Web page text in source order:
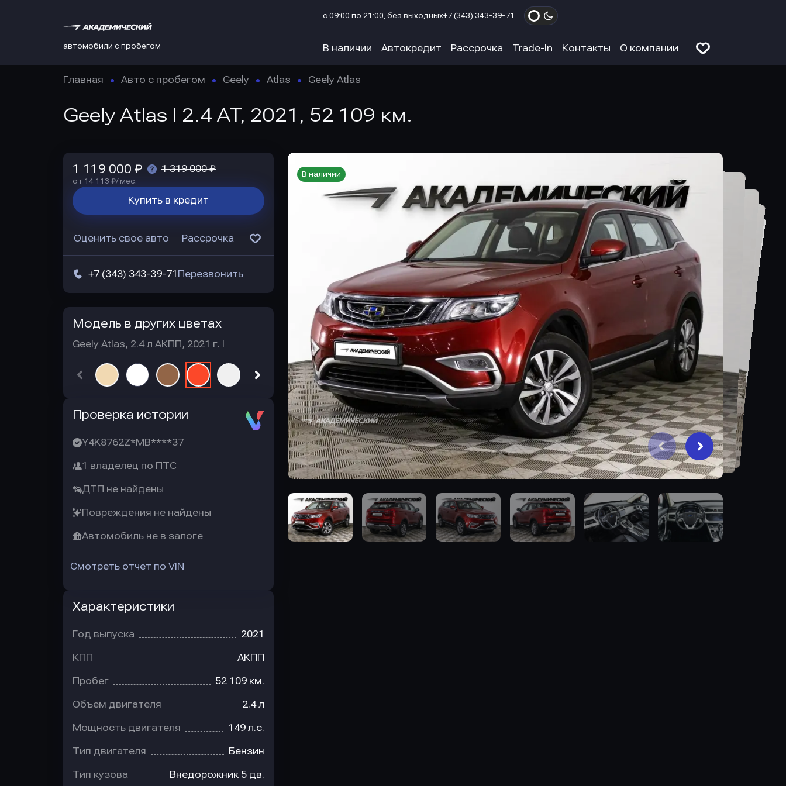
автомобили с пробегом
с 09:00 по 21:00, без выходных+7 (343) 343-39-71
В наличии Автокредит Рассрочка Trade-In Контакты О компании
Главная Авто с пробегом Geely Atlas Geely Atlas
Geely Atlas I 2.4 AT, 2021, 52 109 км.
В наличии
1 119 000 ₽ 1 319 000 ₽
от 14 113 ₽/ мес.
Купить в кредит
Оценить свое авто Рассрочка
+7 (343) 343-39-71 Перезвонить
Модель в других цветах
Geely Atlas, 2.4 л АКПП, 2021 г. I
Проверка истории
Y4K8762Z*MB****37
1 владелец по ПТС
ДТП не найдены
Повреждения не найдены
Автомобиль не в залоге
Смотреть отчет по VIN
Характеристики
Год выпуска 2021
КПП АКПП
Пробег 52 109 км.
Объем двигателя 2.4 л
Мощность двигателя 149 л.с.
Тип двигателя Бензин
Тип кузова Внедорожник 5 дв.